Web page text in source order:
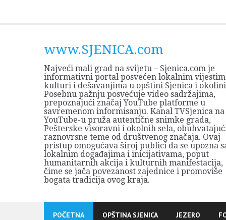
www.SJENICA.com
Najveći mali grad na svijetu – Sjenica.com je
informativni portal posvećen lokalnim
kulturi i dešavanjima u opštini Sjenica i
Posebnu pažnju posvećuje video sadržajima,
prepoznajući značaj YouTube platforme u
savremenom informisanju. Kanal TVSjenica na
YouTube-u pruža autentične snimke grada,
Pešterske visoravni i okolnih sela,
raznovrsne teme od društvenog značaja. Ovaj
pristup omogućava široj publici da se upozna
lokalnim događajima i inicijativama, poput
humanitarnih akcija i kulturnih manifestacija,
čime se jača povezanost zajednice i promoviše
bogata tradicija ovog kraja.
POČETNA OPŠTINA SJENICA JEZERO